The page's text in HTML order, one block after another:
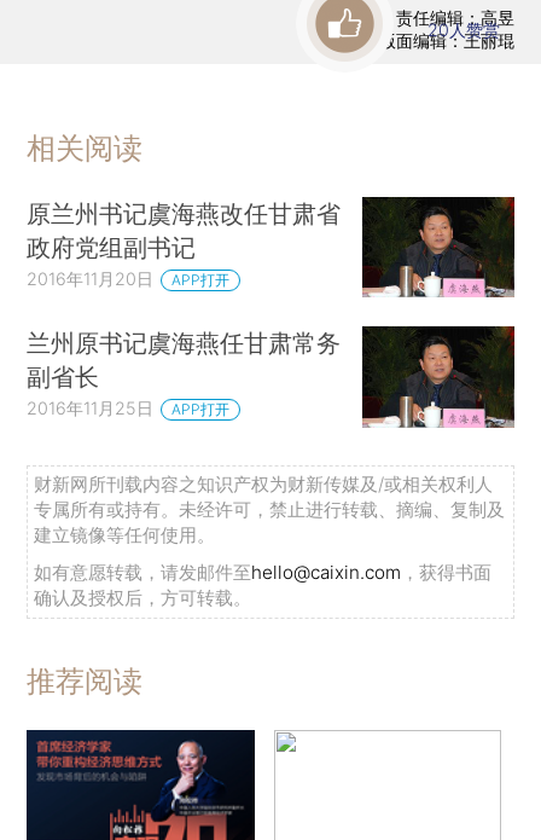
责任编辑：高昱
版面编辑：王丽琨
20人赞赏
相关阅读
原兰州书记虞海燕改任甘肃省
政府党组副书记
2016年11月20日 APP打开
兰州原书记虞海燕任甘肃常务
副省长
2016年11月25日 APP打开
财新网所刊载内容之知识产权为财新传媒及/或相关权利人
专属所有或持有。未经许可，禁止进行转载、摘编、复制及
建立镜像等任何使用。
如有意愿转载，请发邮件至hello@caixin.com ，获得书面
确认及授权后，方可转载。
推荐阅读